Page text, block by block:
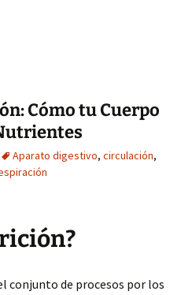
Cómo tu Cuerpo
Aparato digestivo, circulación,
conjunto de procesos por los